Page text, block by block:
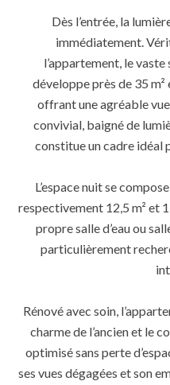
Dès l’entrée, la
immédiatement.
l’appartement, le
développe près de 35
offrant une agréable
convivial, baigné de
constitue un cadre idéal
L’espace nuit se
respectivement 12,5 m² et
propre salle d’eau ou
particulièrement
Rénové avec soin,
charme de l’ancien et le
optimisé sans perte
ses vues dégagées et son